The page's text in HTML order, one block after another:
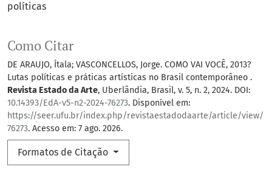
políticas
Como Citar
DE ARAUJO, Ítala; VASCONCELLOS, Jorge. COMO VAI VOCÊ, 2013?
Lutas políticas e práticas artísticas no Brasil contemporâneo .
Revista Estado da Arte, Uberlândia, Brasil, v. 5, n. 2, 2024. DOI:
10.14393/EdA-v5-n2-2024-76273. Disponível em:
https://seer.ufu.br/index.php/revistaestadodaarte/article/view/
76273. Acesso em: 7 ago. 2026.
Formatos de Citação